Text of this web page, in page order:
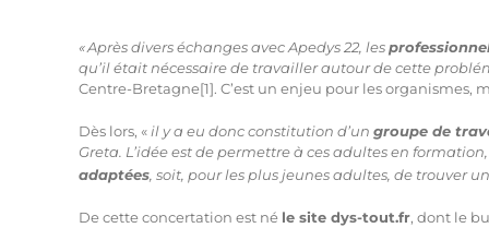
« Après divers échanges avec Apedys 22, les
qu’il était nécessaire de travailler autour de cette
Centre-Bretagne[1]. C’est un enjeu pour les organismes,
Dès lors, « il y a eu donc constitution d’un groupe de
Greta. L’idée est de permettre à ces adultes en
adaptées, soit, pour les plus jeunes adultes, de trouver
De cette concertation est né le site dys-tout.fr, dont le